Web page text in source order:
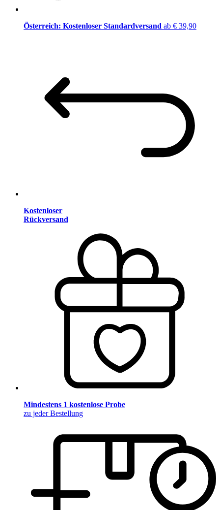
Österreich: Kostenloser Standardversand ab € 39,90
Kostenloser
Rückversand
Mindestens 1 kostenlose Probe
zu jeder Bestellung